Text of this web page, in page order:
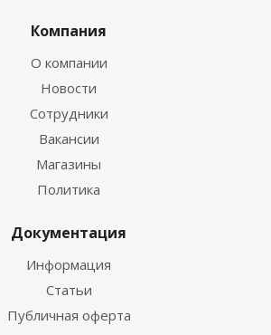
Компания
О компании
Новости
Сотрудники
Вакансии
Магазины
Политика
Документация
Информация
Статьи
Публичная оферта